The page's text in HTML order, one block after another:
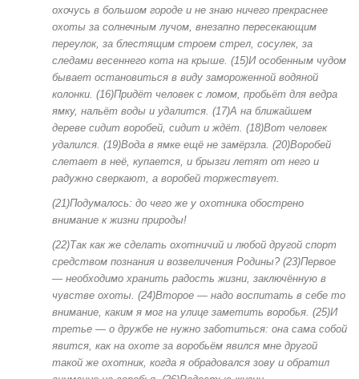
охочусь в большом городе и не знаю ничего прекраснее
охоты за солнечным лучом, внезапно пересекающим
переулок, за блестящим строем стрел, сосулек, за
следами весеннего кота на крыше. (15)И особенным чудом
бывает остановиться в виду замороженной водяной
колонки. (16)Придёт человек с ломом, пробьёт для ведра
ямку, нальёт воды и удалится. (17)А на ближайшем
дереве сидит воробей, сидит и ждёт. (18)Вот человек
удалился. (19)Вода в ямке ещё не замёрзла. (20)Воробей
слетает в неё, купается, и брызги летят от него и
радужно сверкают, а воробей торжествует.
(21)Подумалось: до чего же у охотника обострено
внимание к жизни природы!
(22)Так как же сделать охотничий и любой другой спорт
средством познания и возвеличения Родины? (23)Первое
— необходимо хранить радость жизни, заключённую в
чувстве охоты. (24)Второе — надо воспитать в себе то
внимание, каким я мог на улице заметить воробья. (25)И
третье — о дружбе не нужно заботиться: она сама собой
явится, как на охоте за воробьём явился мне другой
такой же охотник, когда я обрадовался зову и обратил